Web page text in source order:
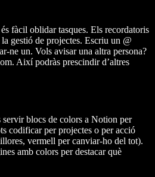
fàcil oblidar tasques. Els recordatoris
gestió de projectes. Escriu un @
ne un. Vols avisar una altra persona?
Així podràs prescindir d’altres
servir blocs de colors a Notion per
codificar per projectes o per acció
vermell per canviar-ho del tot).
amb colors per destacar què